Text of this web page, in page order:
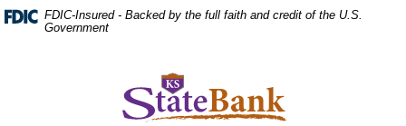
Home
Skip
Download
Acrobat
FDIC-Insured - Backed by the full faith and credit of the U.S.
Government
KS StateBank